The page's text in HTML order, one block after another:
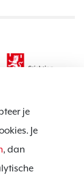
je
Je
, dan